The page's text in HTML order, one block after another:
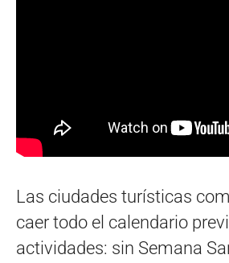
Las ciudades turísticas
caer todo el calendario
actividades: sin Semana